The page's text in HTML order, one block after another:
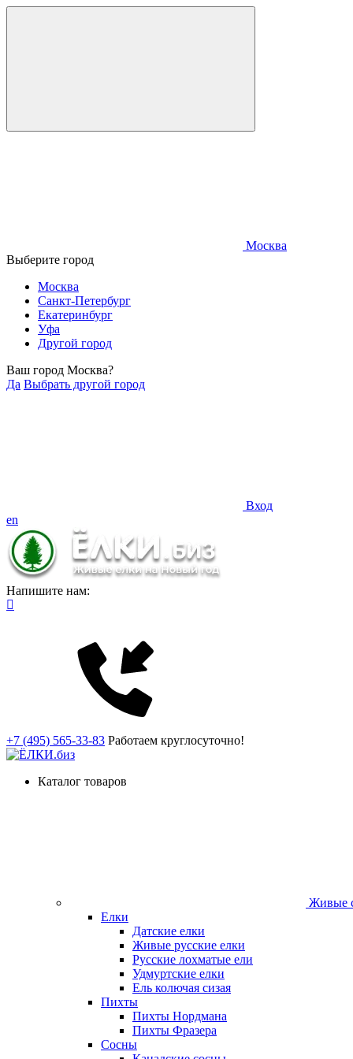
Москва
Выберите город
Москва
Санкт-Петербург
Екатеринбург
Уфа
Другой город
Ваш город Москва?
Да Выбрать другой город
Вход
en
Напишите нам:
+7 (495) 565-33-83 Работаем круглосуточно!
Каталог товаров
Живые
Елки
Датские елки
Живые русские елки
Русские лохматые ели
Удмуртские елки
Ель колючая сизая
Пихты
Пихты Нордмана
Пихты Фразера
Сосны